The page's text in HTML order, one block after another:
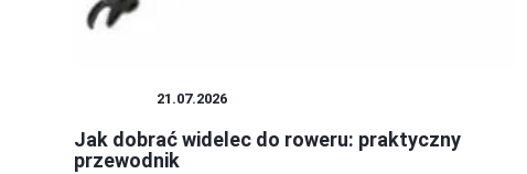
21.07.2026
Jak dobrać widelec do roweru: praktyczny
przewodnik